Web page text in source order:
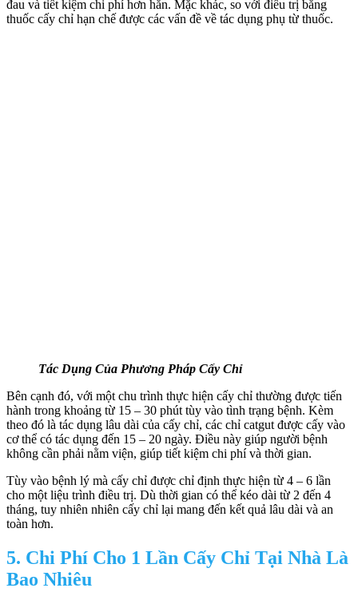
đau và tiết kiệm chi phí hơn hẳn. Mặc khác, so với điều trị bằng
thuốc cấy chỉ hạn chế được các vấn đề về tác dụng phụ từ thuốc.
Tác Dụng Của Phương Pháp Cấy Chỉ
Bên cạnh đó, với một chu trình thực hiện cấy chỉ thường được tiến
hành trong khoảng từ 15 – 30 phút tùy vào tình trạng bệnh. Kèm
theo đó là tác dụng lâu dài của cấy chỉ, các chỉ catgut được cấy vào
cơ thể có tác dụng đến 15 – 20 ngày. Điều này giúp người bệnh
không cần phải nằm viện, giúp tiết kiệm chi phí và thời gian.
Tùy vào bệnh lý mà cấy chỉ được chỉ định thực hiện từ 4 – 6 lần
cho một liệu trình điều trị. Dù thời gian có thể kéo dài từ 2 đến 4
tháng, tuy nhiên nhiên cấy chỉ lại mang đến kết quả lâu dài và an
toàn hơn.
5. Chi Phí Cho 1 Lần Cấy Chỉ Tại Nhà Là
Bao Nhiêu